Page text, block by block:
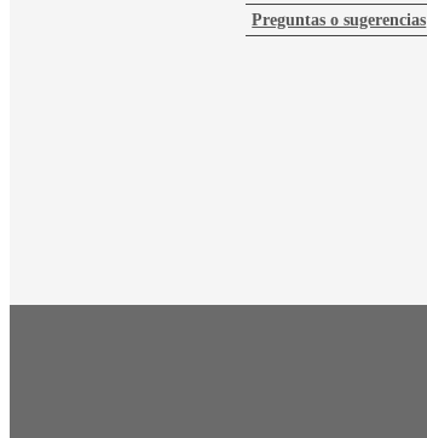
Preguntas o sugerencias